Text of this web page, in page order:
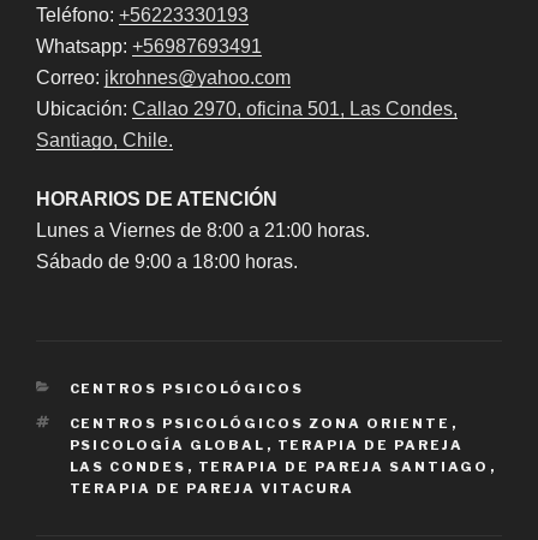
Teléfono: +56223330193
Whatsapp: +56987693491
Correo: jkrohnes@yahoo.com
Ubicación: Callao 2970, oficina 501, Las Condes,
Santiago, Chile.
HORARIOS DE ATENCIÓN
Lunes a Viernes de 8:00 a 21:00 horas.
Sábado de 9:00 a 18:00 horas.
CATEGORIES
CENTROS PSICOLÓGICOS
TAGS
CENTROS PSICOLÓGICOS ZONA ORIENTE ,
PSICOLOGÍA GLOBAL , TERAPIA DE PAREJA
LAS CONDES , TERAPIA DE PAREJA SANTIAGO ,
TERAPIA DE PAREJA VITACURA